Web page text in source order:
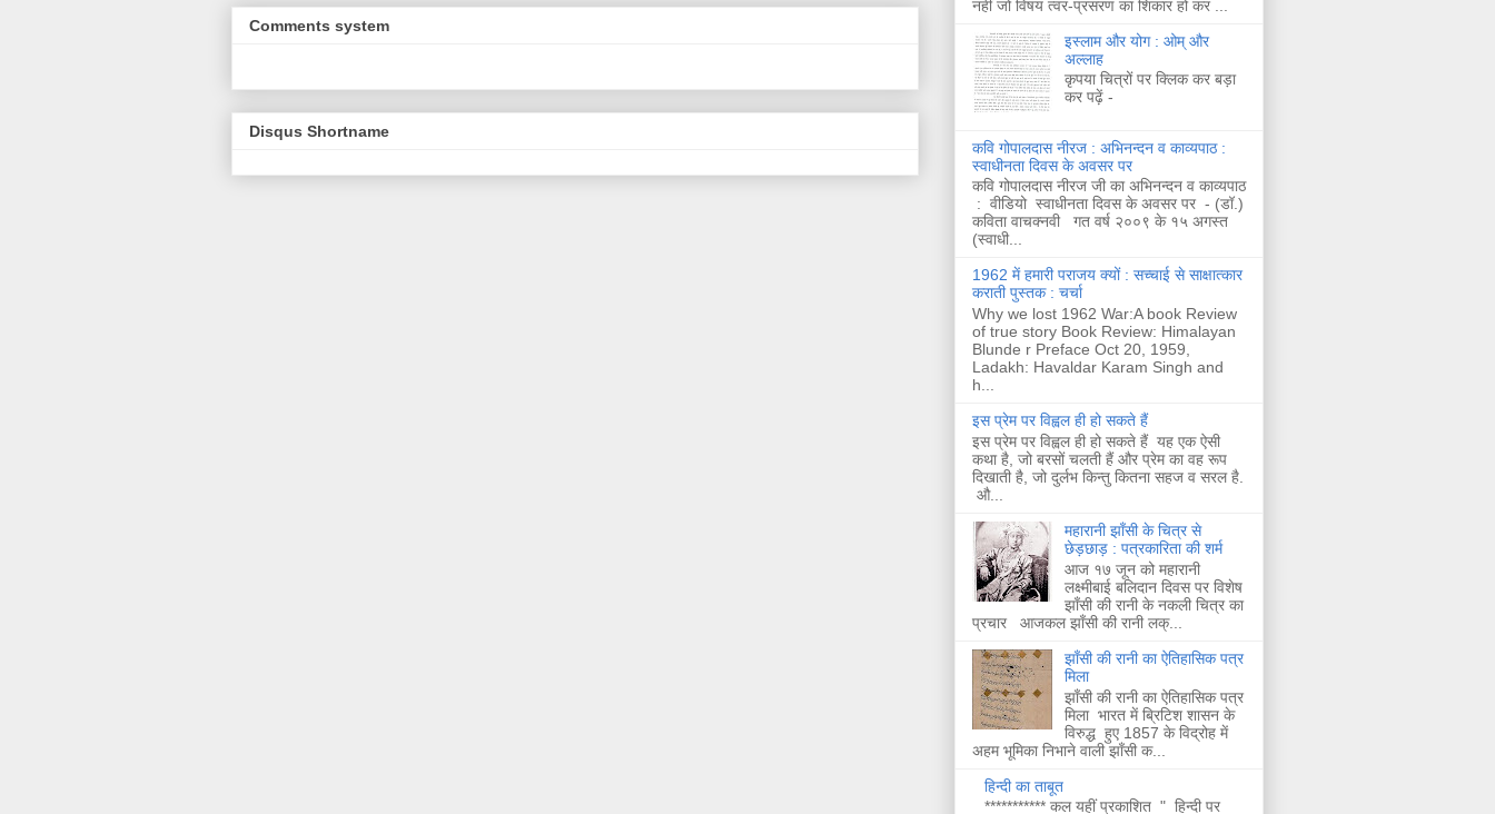
Comments system
Disqus Shortname
नहीं जो विषय त्वर-प्रसरण का शिकार हो कर ...
इस्लाम और योग : ओम् और
अल्लाह
कृपया चित्रों पर क्लिक कर बड़ा
कर पढ़ें -
कवि गोपालदास नीरज : अभिनन्दन व काव्यपाठ :
स्वाधीनता दिवस के अवसर पर
कवि गोपालदास नीरज जी का अभिनन्दन व काव्यपाठ
: वीडियो स्वाधीनता दिवस के अवसर पर - (डॉ.)
कविता वाचक्नवी गत वर्ष २००९ के १५ अगस्त
(स्वाधी...
1962 में हमारी पराजय क्यों : सच्चाई से साक्षात्कार
कराती पुस्तक : चर्चा
Why we lost 1962 War:A book Review
of true story Book Review: Himalayan
Blunde r Preface Oct 20, 1959,
Ladakh: Havaldar Karam Singh and
h...
इस प्रेम पर विह्वल ही हो सकते हैं
इस प्रेम पर विह्वल ही हो सकते हैं यह एक ऐसी
कथा है, जो बरसों चलती हैं और प्रेम का वह रूप
दिखाती है, जो दुर्लभ किन्तु कितना सहज व सरल है.
औ...
महारानी झाँसी के चित्र से
छेड़छाड़ : पत्रकारिता की शर्म
आज १७ जून को महारानी
लक्ष्मीबाई बलिदान दिवस पर विशेष
झाँसी की रानी के नकली चित्र का
प्रचार आजकल झाँसी की रानी लक्...
झाँसी की रानी का ऐतिहासिक पत्र
मिला
झाँसी की रानी का ऐतिहासिक पत्र
मिला भारत में ब्रिटिश शासन के
विरुद्ध हुए 1857 के विद्रोह में
अहम भूमिका निभाने वाली झाँसी क...
हिन्दी का ताबूत
*********** कल यहीं प्रकाशित " हिन्दी पर